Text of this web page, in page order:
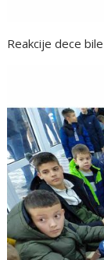
Reakcije dece